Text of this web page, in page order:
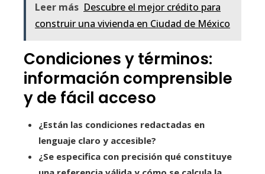
Leer más Descubre el mejor crédito para
construir una vivienda en Ciudad de México
Condiciones y términos:
información comprensible
y de fácil acceso
¿Están las condiciones redactadas en
lenguaje claro y accesible?
¿Se especifica con precisión qué constituye